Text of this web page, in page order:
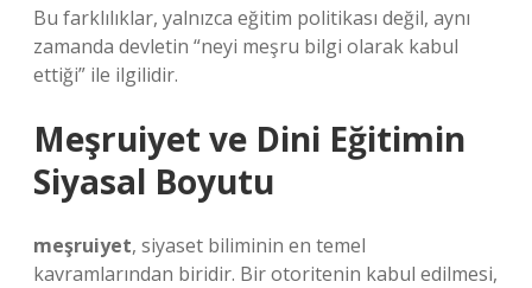
Bu farklılıklar, yalnızca eğitim politikası değil, aynı
zamanda devletin “neyi meşru bilgi olarak kabul
ettiği” ile ilgilidir.
Meşruiyet ve Dini Eğitimin
Siyasal Boyutu
meşruiyet, siyaset biliminin en temel
kavramlarından biridir. Bir otoritenin kabul edilmesi,